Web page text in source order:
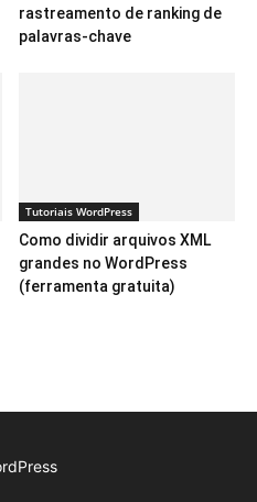
rastreamento de ranking de
palavras-chave
Tutoriais WordPress
Como dividir arquivos XML
grandes no WordPress
(ferramenta gratuita)